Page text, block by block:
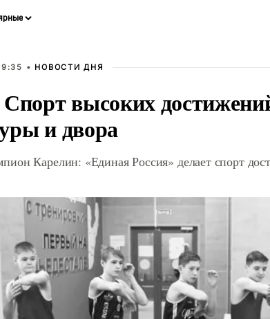
• НОВОСТИ ДНЯ
высоких
и двора
Карелин: «Единая Россия» делает спорт